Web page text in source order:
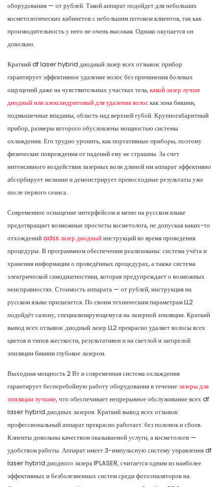
оборудования — от рублей. Такой аппарат подойдет для небольших
косметологических кабинетов с небольшим потоком клиентов, так как
производительность у него не очень высокая. Однако окупается он
довольно.
Краткий df laser hybrid диодный лазер всех отзывов: прибор
гарантирует эффективное удаление волос без причинения болевых
ощущений даже на чувствительных участках тела, какой лазер лучше
диодный или александритовый для удаления волоскак зона бикини,
подмышечные впадины, область над верхней губой. Крупногабаритный
прибор, размеры которого обусловлены мощностью системы
охлаждения. Его трудно уронить, как портативные приборы, поэтому
физические повреждения от падений ему не страшны. За счет
интенсивного воздействия лазерных волн длиной нм аппарат эффективно
абсорбирует меланин и демонстрирует превосходные результаты уже
после первого сеанса.
Современное оснащение интерфейсом и меню на русском языке
предотвращает возможные просчеты косметолога, не допуская каких-то
отхожденийadss лазер диодныйинструкций во время проведения
процедуры. В программном обеспечении реализованы: система учёта и
хранения информации о проведённых процедурах, а также система
электрической самодиагностики, которая предупреждает о возможных
неисправностях. Стоимость аппарата — от рублей, инструкция на
русском языке прилагается. По своим техническим параметрам LL2
подойдёт салону, специализирующемуся на лазерной эпиляции. Краткий
вывод всех отзывов: диодный лазер LL2 прекрасно удаляет волосы всех
цветов и типов жесткости, результативен и на светлой и загорелой
эпиляции бикини глубокое лазером.
Выходная мощность 2 Вт и современная система охлаждения
гарантирует бесперебойную работу оборудования в течениелазеры для
эпиляции лучшие, что обеспечивает непрерывное обслуживание всех df
laser hybrid диодных лазеров. Краткий вывод всех отзывов:
профессиональный аппарат прекрасно работает: без поломок и сбоев.
Клиенты довольны качеством оказываемой услуги, а косметологи —
удобством работы. Аппарат имеет 3-импульсную систему управления df
laser hybrid диодного лазера IPLASER, считается одним из наиболее
эффективных и безболезненных систем среди фотоэпиляторов на.